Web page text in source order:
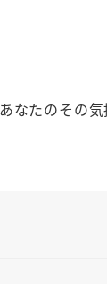
たのその気